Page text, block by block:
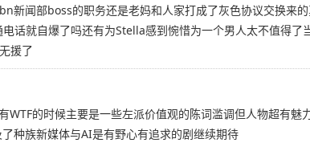
新闻部boss的职务还是老妈和人家打成了灰色协议交换来
话就自爆了吗还有为Stella感到惋惜为一个男人太不值得
援了
的时候主要是一些左派价值观的陈词滥调但人物超有
种族新媒体与AI是有野心有追求的剧继续期待